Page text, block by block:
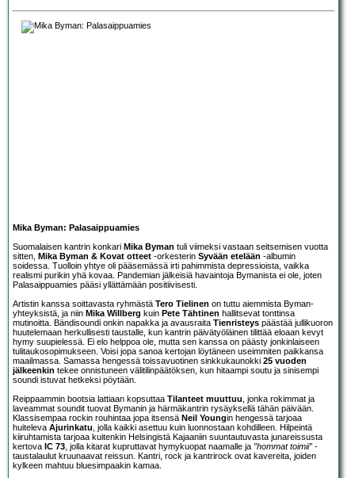
Mika Byman: Palasaippuamies
Suomalaisen kantrin konkari Mika Byman tuli viimeksi vastaan seitsemisen vuotta
sitten, Mika Byman & Kovat otteet -orkesterin Syvään etelään -albumin
soidessa. Tuolloin yhtye oli pääsemässä irti pahimmista depressioista, vaikka
realismi purikin yhä kovaa. Pandemian jälkeisiä havaintoja Bymanista ei ole, joten
Palasaippuamies pääsi yllättämään positiivisesti.
Artistin kanssa soittavasta ryhmästä Tero Tielinen on tuttu aiemmista Byman-
yhteyksistä, ja niin Mika Willberg kuin Pete Tähtinen hallitsevat tonttinsa
mutinoitta. Bändisoundi onkin napakka ja avausraita Tienristeys päästää jullikuoron
huutelemaan herkullisesti taustalle, kun kantrin päivätyöläinen tilittää eloaan kevyt
hymy suupielessä. Ei elo helppoa ole, mutta sen kanssa on päästy jonkinlaiseen
tulitaukosopimukseen. Voisi jopa sanoa kertojan löytäneen useimmiten paikkansa
maailmassa. Samassa hengessä toissavuotinen sinkkukaunokki 25 vuoden
jälkeenkin tekee onnistuneen välitilinpäätöksen, kun hitaampi soutu ja sinisempi
soundi istuvat hetkeksi pöytään.
Reippaammin bootsia lattiaan kopsuttaa Tilanteet muuttuu , jonka rokimmat ja
laveammat soundit tuovat Bymanin ja härmäkantrin rysäyksellä tähän päivään.
Klassisempaa rockin rouhintaa jopa itsensä Neil Youngin hengessä tarjoaa
huiteleva Ajurinkatu , jolla kaikki asettuu kuin luonnostaan kohdilleen. Hilpeintä
kiiruhtamista tarjoaa kuitenkin Helsingistä Kajaaniin suuntautuvasta junareissusta
kertova IC 73 , jolla kitarat kupruttavat hymykuopat naamalle ja ”hommat toimii” -
taustalaulut kruunaavat reissun. Kantri, rock ja kantrirock ovat kavereita, joiden
kylkeen mahtuu bluesimpaakin kamaa.